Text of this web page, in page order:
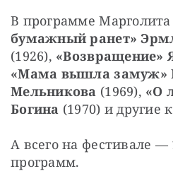
В программе Марголита
(1926), «Возвращение»
«Мама вышла замуж»
Мельникова (1969), «О
Богина (1970) и другие
А всего на фестивале —
программ.